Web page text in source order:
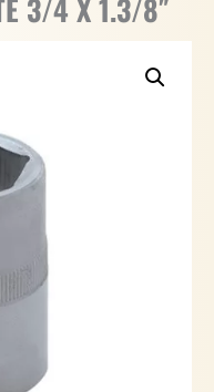
3/4 X 1.3/8″